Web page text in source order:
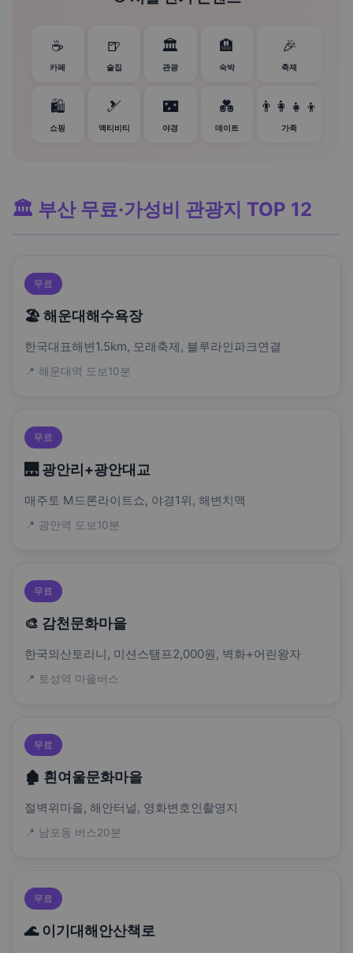
☕
카페
🍺
술집
🏛️
관광
🏨
숙박
🎉
축제
🛍️
쇼핑
🎿
액티비티
🌃
야경
💑
데이트
👨‍👩‍👧‍👦
가족
🏛️ 부산 무료·가성비 관광지 TOP 12
무료
🏖️ 해운대해수욕장
한국대표해변1.5km, 모래축제, 블루라인파크연결
📍 해운대역 도보10분
무료
🌉 광안리+광안대교
매주토 M드론라이트쇼, 야경1위, 해변치맥
📍 광안역 도보10분
무료
🎨 감천문화마을
한국의산토리니, 미션스탬프2,000원, 벽화+어린왕자
📍 토성역 마을버스
무료
🏚️ 흰여울문화마을
절벽위마을, 해안터널, 영화변호인촬영지
📍 남포동 버스20분
무료
🌊 이기대해안산책로